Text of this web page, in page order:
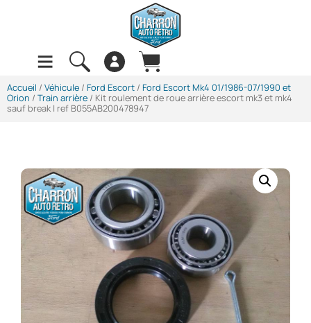
Accueil / Véhicule / Ford Escort / Ford Escort Mk4 01/1986-07/1990 et
Orion / Train arrière / Kit roulement de roue arrière escort mk3 et mk4
sauf break | ref B055AB200478947